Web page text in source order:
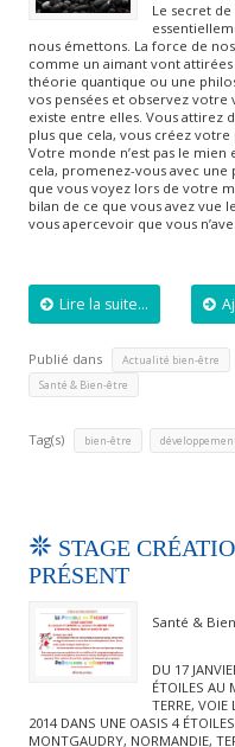
Le secret
nous émettons. La force de
comme un aimant vont attirées
théorie quantique ou une
vos pensées et observez
existe entre elles. Vous attirez
plus que cela, vous créez
Votre monde n’est pas le
cela, promenez-vous avec
que vous voyez lors de votre
bilan de ce que vous avez vue
vous apercevoir que vous
Lire la suite...
Publié dans Actualité bien-être
Santé & Bien-être
Tag(s) bien-être
STAGE
PRÉSENT
Santé &
DU 17
ÉTOILES AU
TERRE, VOIE
2014 DANS UNE OASIS 4
MONTGAUDRY, NORMANDIE,